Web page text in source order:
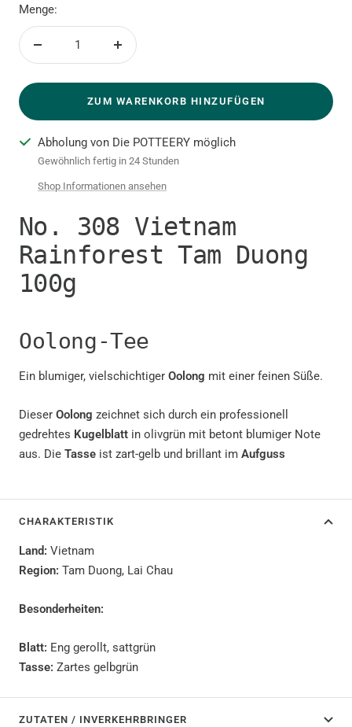
Menge:
Menge
ZUM WARENKORB HINZUFÜGEN
Abholung von Die POTTEERY möglich
Gewöhnlich fertig in 24 Stunden
Shop Informationen ansehen
No. 308 Vietnam
Rainforest Tam Duong
100g
Oolong-Tee
Ein blumiger, vielschichtiger Oolong mit einer feinen Süße.
Dieser Oolong zeichnet sich durch ein professionell
gedrehtes Kugelblatt in olivgrün mit betont blumiger Note
aus. Die Tasse ist zart-gelb und brillant im Aufguss
CHARAKTERISTIK
Land: Vietnam
Region: Tam Duong, Lai Chau
Besonderheiten:
Blatt: Eng gerollt, sattgrün
Tasse: Zartes gelbgrün
ZUTATEN / INVERKEHRBRINGER